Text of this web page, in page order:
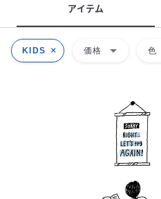
アイテム
KIDS 価格 arrow_drop_down 色